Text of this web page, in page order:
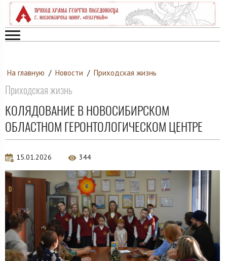
На главную / Новости / Приходская жизнь
Приходская жизнь
КОЛЯДОВАНИЕ В НОВОСИБИРСКОМ
ОБЛАСТНОМ ГЕРОНТОЛОГИЧЕСКОМ ЦЕНТРЕ
15.01.2026 344